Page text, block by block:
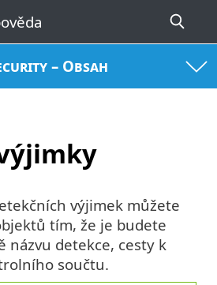
– Obsah
výjimek můžete
tím, že je budete
názvu detekce, cesty k
součtu.